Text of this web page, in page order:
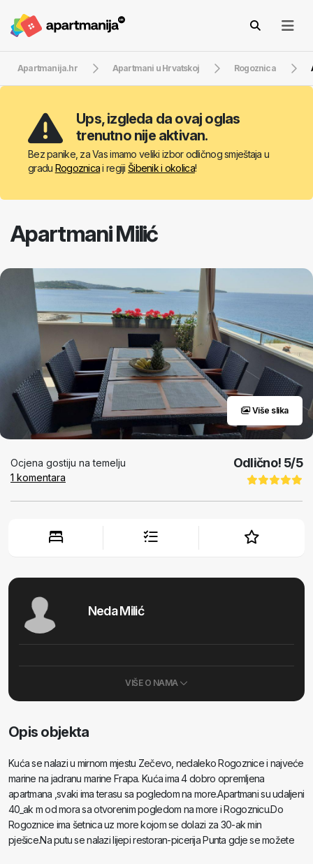
Apartmanija.hr Apartmani u Hrvatskoj Rogoznica
Ups, izgleda da ovaj oglas
trenutno nije aktivan.
Bez panike, za Vas imamo veliki izbor odličnog smještaja u
gradu Rogoznicai regiji Šibenik i okolica!
Apartmani Milić
Više slika
Ocjena gostiju na temelju
1 komentara
Odlično! 5/5
Neda Milić
VIŠE O NAMA
Opis objekta
Kuća se nalazi u mirnom mjestu Zečevo, nedaleko Rogoznice i najveće
marine na jadranu marine Frapa. Kuća ima 4 dobro opremljena
apartmana ,svaki ima terasu sa pogledom na more.Apartmani su udaljeni
40_ak m od mora sa otvorenim pogledom na more i Rogoznicu.Do
Rogoznice ima šetnica uz more kojom se dolazi za 30-ak min
pješice.Na putu se nalazi lijepi restoran-picerija Punta gdje se možete